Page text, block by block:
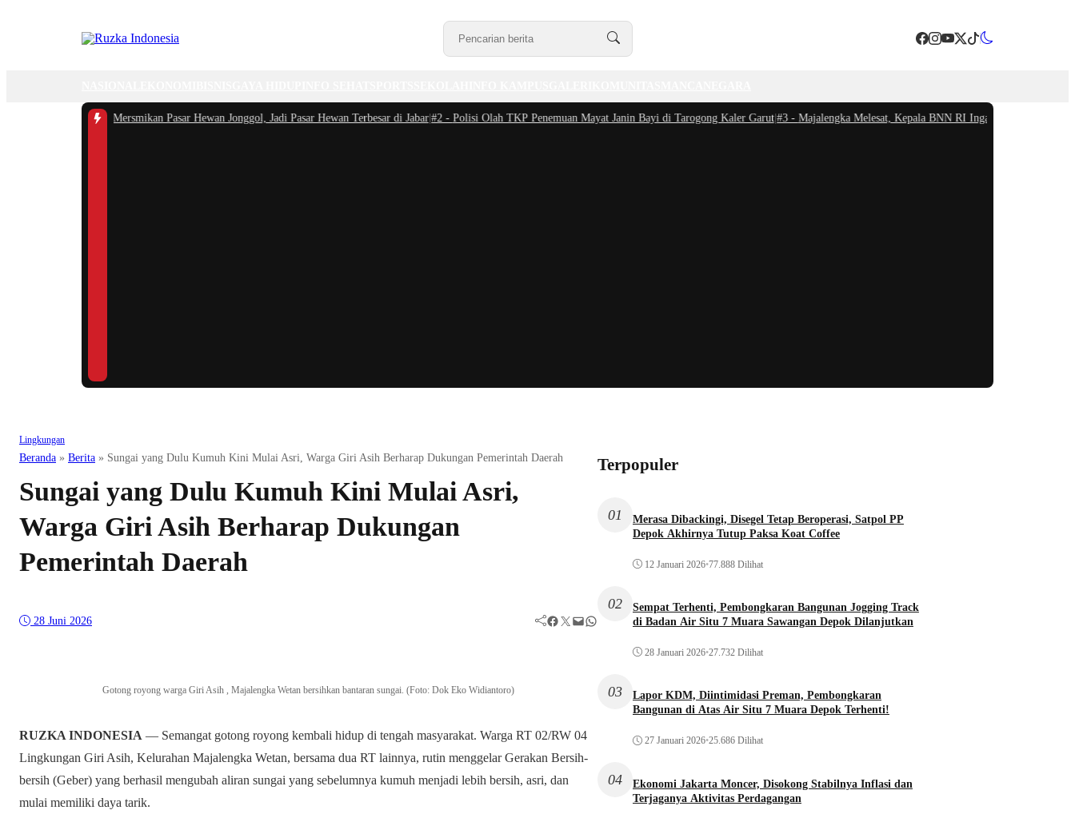
Rudi Susmanto Mersmikan Pasar Hewan Jonggol, Jadi Pasar Hewan Terbesar di Jabar|#2 -Polisi Olah TKP Penemuan Mayat Janin Bayi di Tarogong Kaler Garut|#3 -Majalengka Melesat, Kepala BNN RI Ingatkan Bahaya Narkoba
Lingkungan
Beranda » Berita » Sungai yang Dulu Kumuh Kini Mulai Asri, Warga Giri Asih Berharap Dukungan Pemerintah Daerah
Sungai yang Dulu Kumuh Kini Mulai Asri,
Warga Giri Asih Berharap Dukungan
Pemerintah Daerah
28 Juni 2026 Facebook Twitter Mail WhatsApp
Gotong royong warga Giri Asih , Majalengka Wetan bersihkan bantaran sungai. (Foto: Dok Eko Widiantoro)
RUZKA INDONESIA — Semangat gotong royong kembali hidup di tengah masyarakat. Warga RT 02/RW 04
Lingkungan Giri Asih, Kelurahan Majalengka Wetan, bersama dua RT lainnya, rutin menggelar Gerakan Bersih-
bersih (Geber) yang berhasil mengubah aliran sungai yang sebelumnya kumuh menjadi lebih bersih, asri, dan
mulai memiliki daya tarik.
Terpopuler
01
Merasa Dibackingi, Disegel Tetap Beroperasi, Satpol PP
Depok Akhirnya Tutup Paksa Koat Coffee
12 Januari 2026•77.888 Dilihat
02
Sempat Terhenti, Pembongkaran Bangunan Jogging Track
di Badan Air Situ 7 Muara Sawangan Depok Dilanjutkan
28 Januari 2026•27.732 Dilihat
03
Lapor KDM, Diintimidasi Preman, Pembongkaran
Bangunan di Atas Air Situ 7 Muara Depok Terhenti!
27 Januari 2026•25.686 Dilihat
04
Ekonomi Jakarta Moncer, Disokong Stabilnya Inflasi dan
Terjaganya Aktivitas Perdagangan